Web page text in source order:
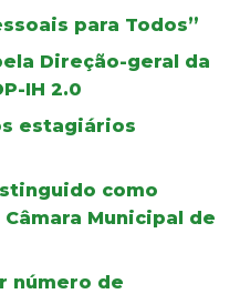
para Todos”
Direção-geral da
IH 2.0
estagiários
como
Municipal de
número de